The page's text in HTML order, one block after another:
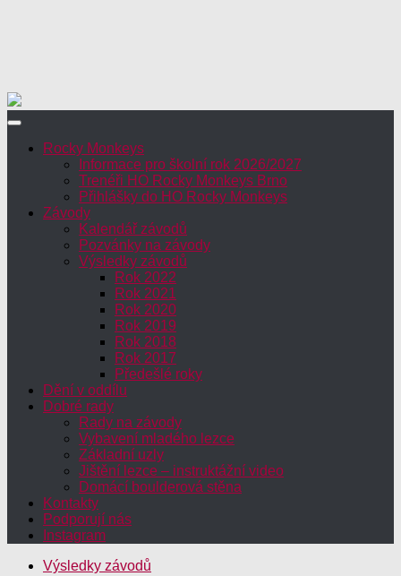
Rocky Monkeys
Informace pro školní rok 2026/2027
Trenéři HO Rocky Monkeys Brno
Přihlášky do HO Rocky Monkeys
Závody
Kalendář závodů
Pozvánky na závody
Výsledky závodů
Rok 2022
Rok 2021
Rok 2020
Rok 2019
Rok 2018
Rok 2017
Předešlé roky
Dění v oddílu
Dobré rady
Rady na závody
Vybavení mladého lezce
Základní uzly
Jištění lezce – instruktážní video
Domácí boulderová stěna
Kontakty
Podporují nás
Instagram
Výsledky závodů